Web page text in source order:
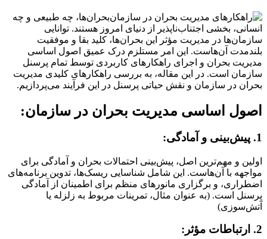
بحران‌ها، چه طبیعی و چه
انسانی، بخشی اجتناب‌ناپذیر از دنیای امروز هستند. توانایی
سازمان‌ها در مدیریت مؤثر این بحران‌ها، کلید بقا و موفقیت
بلندمدت آن‌هاست. این امر مستلزم درک عمیق اصول اساسی
مدیریت بحران و اجرای راهکارهای کاربردی توسط تمام پرسنل
سازمان است. در این مقاله، به بررسی راهکارهای کلیدی مدیریت
بحران در سازمان و نقش حیاتی پرسنل در این فرآیند می‌پردازیم.
اصول اساسی مدیریت بحران در سازمان:
1. پیش‌بینی و آمادگی:
اولین و مهم‌ترین اصل، پیش‌بینی احتمالات بحران و آمادگی برای
مواجهه با آن‌هاست. این شامل شناسایی ریسک‌ها، تدوین برنامه‌های
اضطراری، و برگزاری مانورهای منظم برای اطمینان از آمادگی
پرسنل است. (به عنوان مثال، تمرینات مربوط به زلزله یا
آتش‌سوزی)
2. ارتباطات مؤثر: